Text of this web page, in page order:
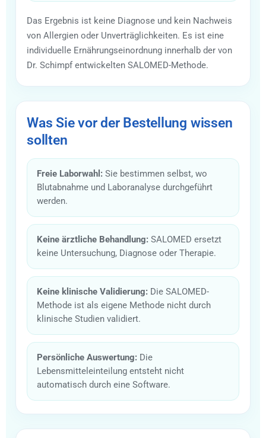
Das Ergebnis ist keine Diagnose und kein Nachweis
von Allergien oder Unverträglichkeiten. Es ist eine
individuelle Ernährungseinordnung innerhalb der von
Dr. Schimpf entwickelten SALOMED-Methode.
Was Sie vor der Bestellung wissen
sollten
Freie Laborwahl: Sie bestimmen selbst, wo
Blutabnahme und Laboranalyse durchgeführt
werden.
Keine ärztliche Behandlung: SALOMED ersetzt
keine Untersuchung, Diagnose oder Therapie.
Keine klinische Validierung: Die SALOMED-
Methode ist als eigene Methode nicht durch
klinische Studien validiert.
Persönliche Auswertung: Die
Lebensmitteleinteilung entsteht nicht
automatisch durch eine Software.